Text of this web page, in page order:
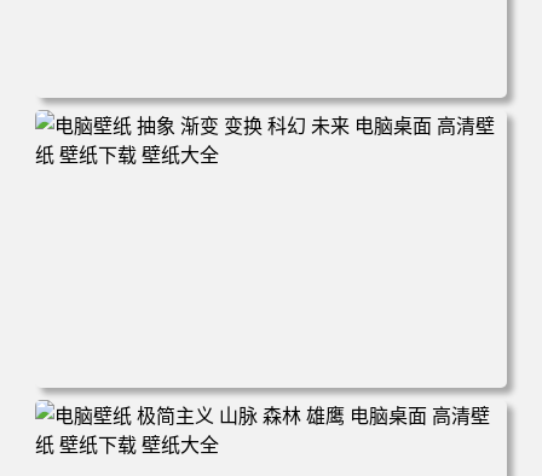
电脑壁纸 丰田赛车 超级跑车 车辆 轿车 白色 汽车 电脑桌面
高清壁纸 壁纸下载 壁纸大全
电脑壁纸 抽象 渐变 变换 科幻 未来 电脑桌面 高清壁纸 壁纸
下载 壁纸大全